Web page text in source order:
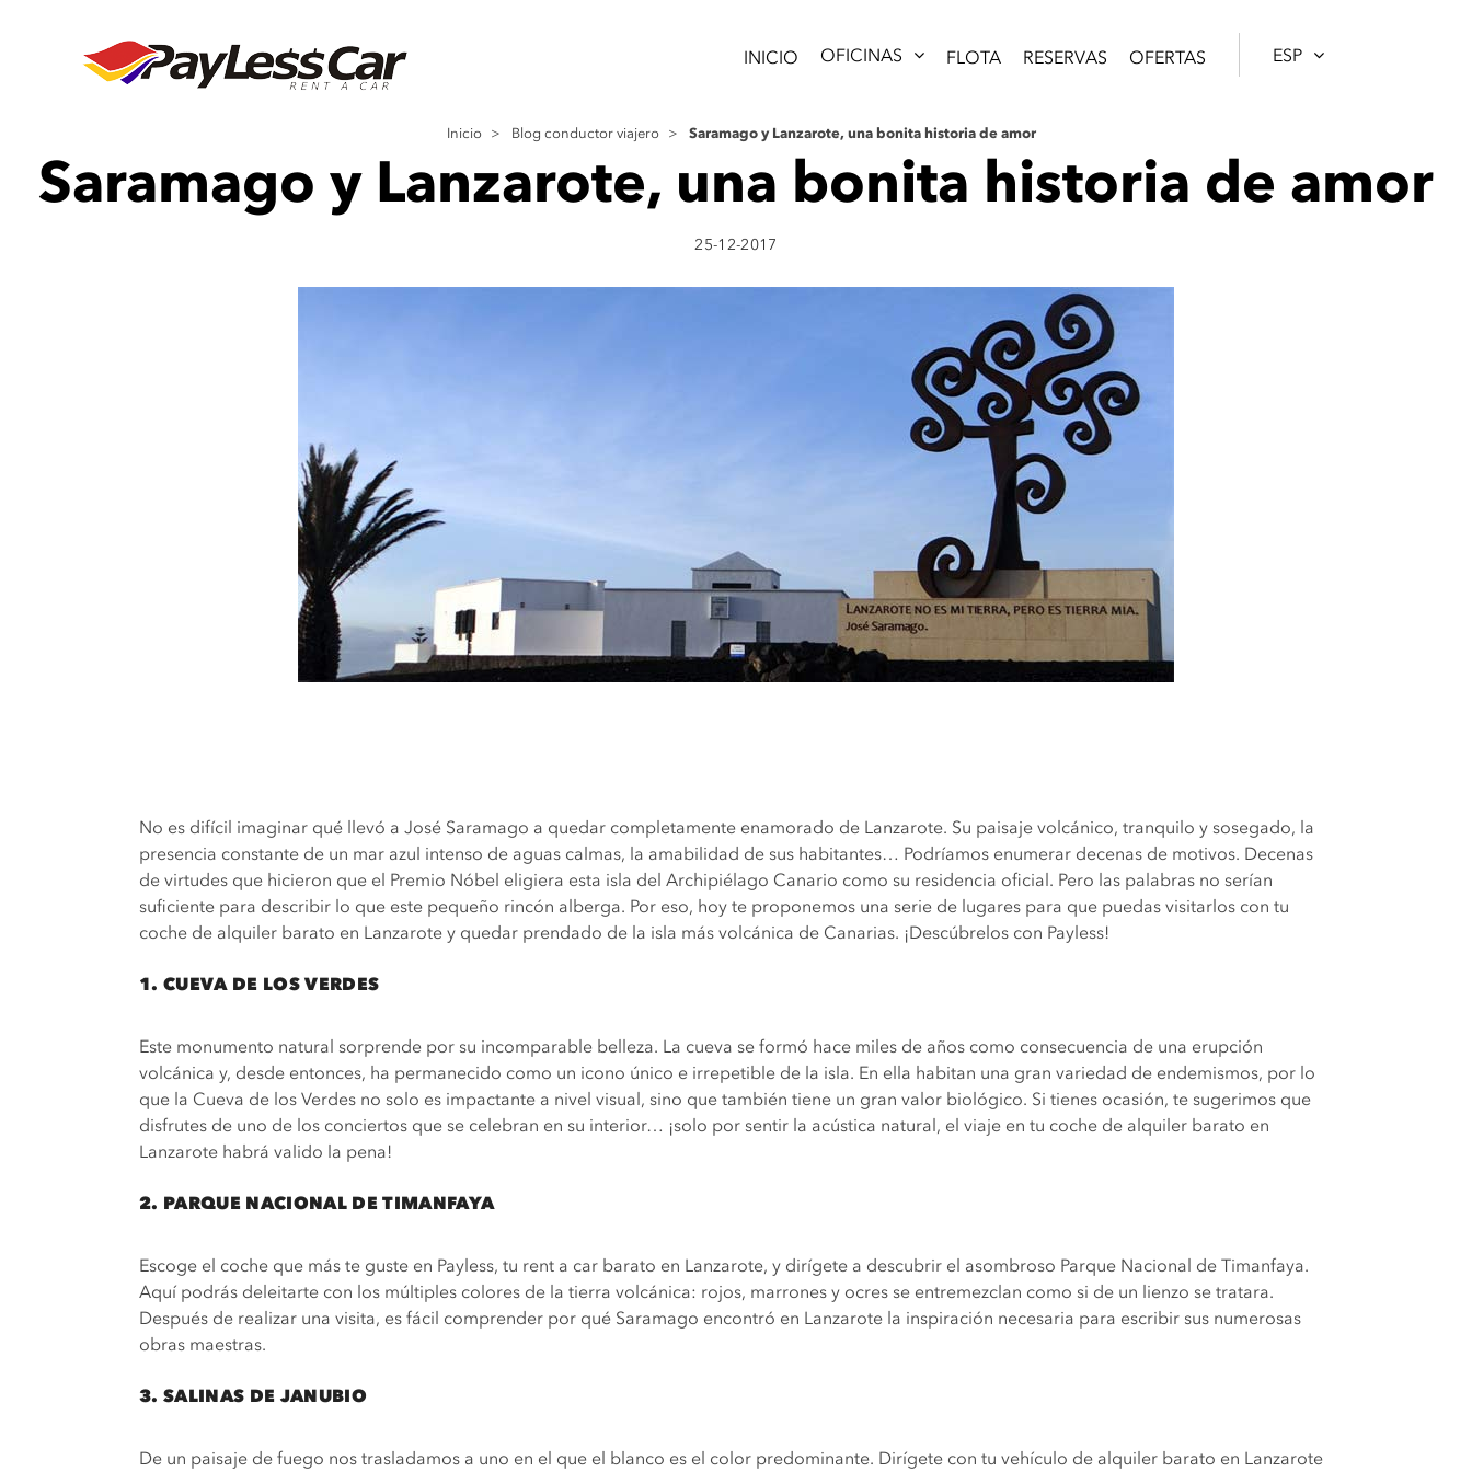
ESP
INICIO OFICINAS FLOTA RESERVAS OFERTAS
Inicio > Blog conductor viajero > Saramago y Lanzarote, una bonita historia de amor
Saramago y Lanzarote, una bonita historia de amor
25-12-2017
No es difícil imaginar qué llevó a José Saramago a quedar completamente enamorado de Lanzarote. Su paisaje volcánico, tranquilo y sosegado, la
presencia constante de un mar azul intenso de aguas calmas, la amabilidad de sus habitantes… Podríamos enumerar decenas de motivos. Decenas
de virtudes que hicieron que el Premio Nóbel eligiera esta isla del Archipiélago Canario como su residencia oficial. Pero las palabras no serían
suficiente para describir lo que este pequeño rincón alberga. Por eso, hoy te proponemos una serie de lugares para que puedas visitarlos con tu
coche de alquiler barato en Lanzarote y quedar prendado de la isla más volcánica de Canarias. ¡Descúbrelos con Payless!
1. CUEVA DE LOS VERDES
Este monumento natural sorprende por su incomparable belleza. La cueva se formó hace miles de años como consecuencia de una erupción
volcánica y, desde entonces, ha permanecido como un icono único e irrepetible de la isla. En ella habitan una gran variedad de endemismos, por lo
que la Cueva de los Verdes no solo es impactante a nivel visual, sino que también tiene un gran valor biológico. Si tienes ocasión, te sugerimos que
disfrutes de uno de los conciertos que se celebran en su interior… ¡solo por sentir la acústica natural, el viaje en tu coche de alquiler barato en
Lanzarote habrá valido la pena!
2. PARQUE NACIONAL DE TIMANFAYA
Escoge el coche que más te guste en Payless, tu rent a car barato en Lanzarote, y dirígete a descubrir el asombroso Parque Nacional de Timanfaya.
Aquí podrás deleitarte con los múltiples colores de la tierra volcánica: rojos, marrones y ocres se entremezclan como si de un lienzo se tratara.
Después de realizar una visita, es fácil comprender por qué Saramago encontró en Lanzarote la inspiración necesaria para escribir sus numerosas
obras maestras.
3. SALINAS DE JANUBIO
De un paisaje de fuego nos trasladamos a uno en el que el blanco es el color predominante. Dirígete con tu vehículo de alquiler barato en Lanzarote